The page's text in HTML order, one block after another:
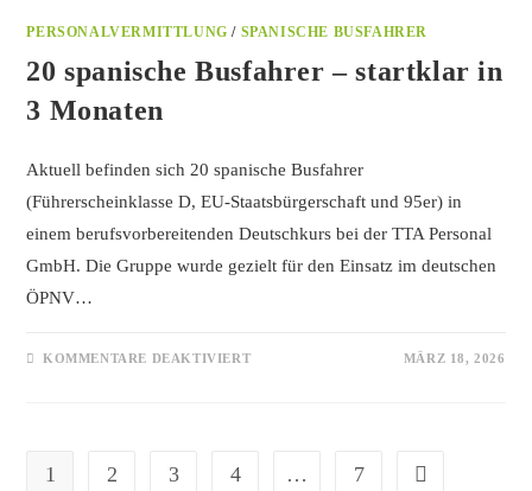
PERSONALVERMITTLUNG / SPANISCHE BUSFAHRER
20 spanische Busfahrer – startklar in
3 Monaten
Aktuell befinden sich 20 spanische Busfahrer
(Führerscheinklasse D, EU-Staatsbürgerschaft und 95er) in
einem berufsvorbereitenden Deutschkurs bei der TTA Personal
GmbH. Die Gruppe wurde gezielt für den Einsatz im deutschen
ÖPNV…
KOMMENTARE DEAKTIVIERT MÄRZ 18, 2026
1 2 3 4 … 7